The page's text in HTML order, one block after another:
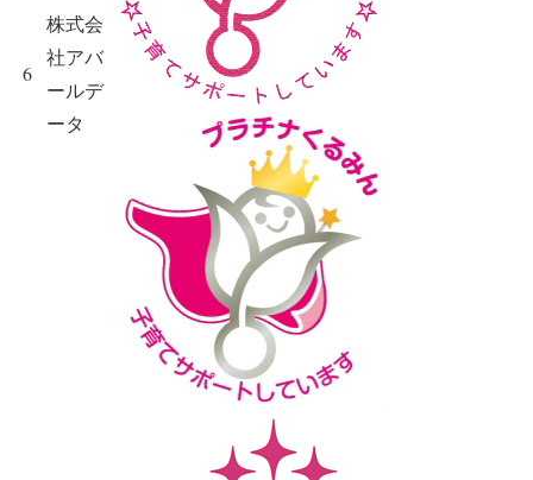
6
株式会
社アバ
ールデ
ータ